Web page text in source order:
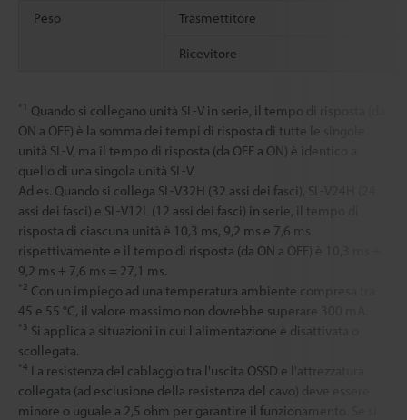
Peso Trasmettitore
Ricevitore
*1 Quando si collegano unità SL-V in serie, il tempo di risposta (da
ON a OFF) è la somma dei tempi di risposta di tutte le singole
unità SL-V, ma il tempo di risposta (da OFF a ON) è identico a
quello di una singola unità SL-V.
Ad es. Quando si collega SL-V32H (32 assi dei fasci), SL-V24H (24
assi dei fasci) e SL-V12L (12 assi dei fasci) in serie, il tempo di
risposta di ciascuna unità è 10,3 ms, 9,2 ms e 7,6 ms
rispettivamente e il tempo di risposta (da ON a OFF) è 10,3 ms +
9,2 ms + 7,6 ms = 27,1 ms.
*2 Con un impiego ad una temperatura ambiente compresa tra
45 e 55 °C, il valore massimo non dovrebbe superare 300 mA.
*3 Si applica a situazioni in cui l'alimentazione è disattivata o
scollegata.
*4 La resistenza del cablaggio tra l'uscita OSSD e l'attrezzatura
collegata (ad esclusione della resistenza del cavo) deve essere
minore o uguale a 2,5 ohm per garantire il funzionamento. Se si